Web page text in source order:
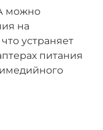
можно
на
устраняет
питания